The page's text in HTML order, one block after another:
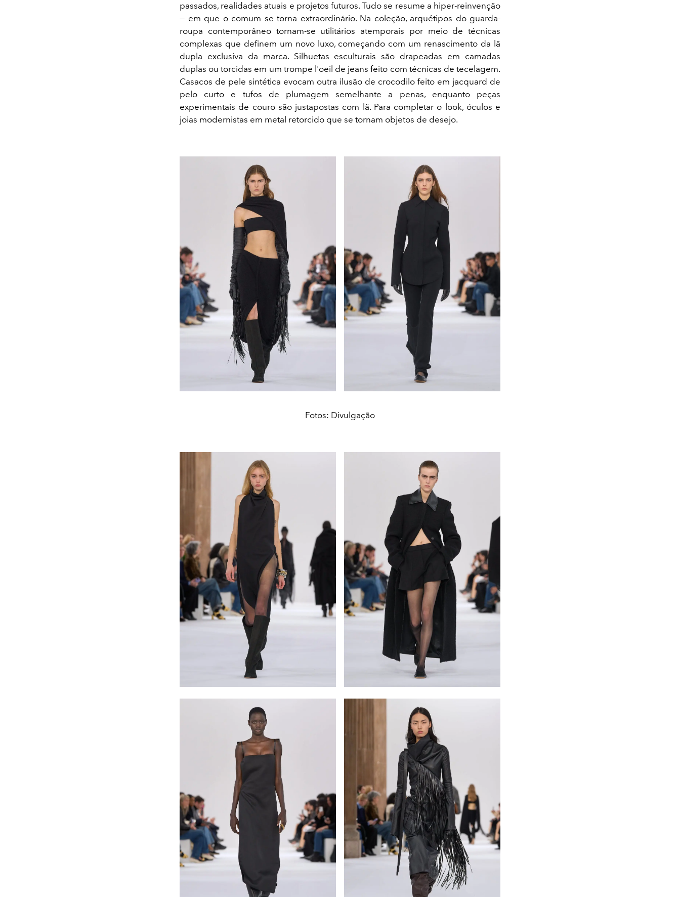
passados, realidades atuais e projetos futuros. Tudo se resume a hiper-reinvenção
— em que o comum se torna extraordinário. Na coleção, arquétipos do guarda-
roupa contemporâneo tornam-se utilitários atemporais por meio de técnicas
complexas que definem um novo luxo, começando com um renascimento da lã
dupla exclusiva da marca. Silhuetas esculturais são drapeadas em camadas
duplas ou torcidas em um trompe l'oeil de jeans feito com técnicas de tecelagem.
Casacos de pele sintética evocam outra ilusão de crocodilo feito em jacquard de
pelo curto e tufos de plumagem semelhante a penas, enquanto peças
experimentais de couro são justapostas com lã. Para completar o look, óculos e
joias modernistas em metal retorcido que se tornam objetos de desejo.
Fotos: Divulgação